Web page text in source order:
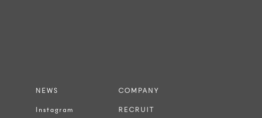
NEWS
Instagram
COMPANY
RECRUIT